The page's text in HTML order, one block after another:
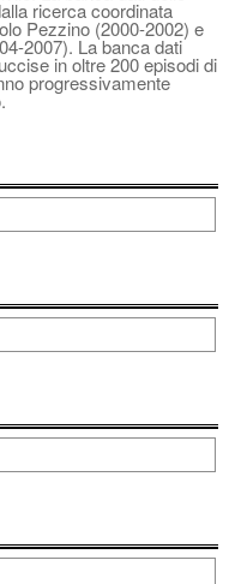
ricerca coordinata
Pezzino (2000-2002) e
2007). La banca dati
in oltre 200 episodi di
progressivamente